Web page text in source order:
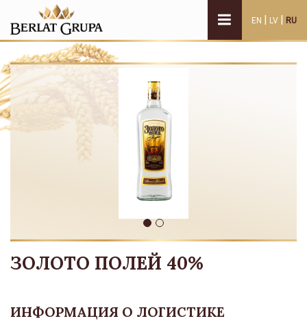
EN | LV | RU
ЗОЛОТО ПОЛЕЙ 40%
ИНФОРМАЦИЯ О ЛОГИСТИКЕ